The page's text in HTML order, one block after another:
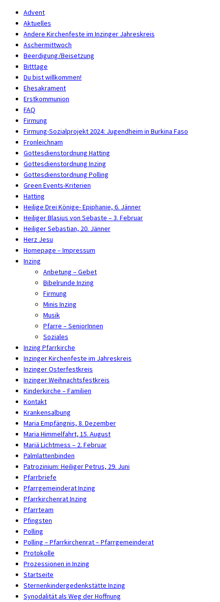
Advent
Aktuelles
Andere Kirchenfeste im Inzinger Jahreskreis
Aschermittwoch
Beerdigung/Beisetzung
Bitttage
Du bist willkommen!
Ehesakrament
Erstkommunion
FAQ
Firmung
Firmung-Sozialprojekt 2024: Jugendheim in Burkina Faso
Fronleichnam
Gottesdienstordnung Hatting
Gottesdienstordnung Inzing
Gottesdienstordnung Polling
Green Events-Kriterien
Hatting
Heilige Drei Könige- Epiphanie, 6. Jänner
Heiliger Blasius von Sebaste – 3. Februar
Heiliger Sebastian, 20. Jänner
Herz Jesu
Homepage – Impressum
Inzing
Anbetung – Gebet
Bibelrunde Inzing
Firmung
Minis Inzing
Musik
Pfarre – SeniorInnen
Soziales
Inzing Pfarrkirche
Inzinger Kirchenfeste im Jahreskreis
Inzinger Osterfestkreis
Inzinger Weihnachtsfestkreis
Kinderkirche – Familien
Kontakt
Krankensalbung
Maria Empfängnis, 8. Dezember
Maria Himmelfahrt, 15. August
Mariä Lichtmess – 2. Februar
Palmlattenbinden
Patrozinium: Heiliger Petrus, 29. Juni
Pfarrbriefe
Pfarrgemeinderat Inzing
Pfarrkirchenrat Inzing
Pfarrteam
Pfingsten
Polling
Polling – Pfarrkirchenrat – Pfarrgemeinderat
Protokolle
Prozessionen in Inzing
Startseite
Sternenkindergedenkstätte Inzing
Synodalität als Weg der Hoffnung